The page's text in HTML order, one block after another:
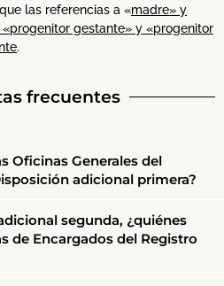
las referencias a «madre» y
gestante» y «progenitor
.
frecuentes
Oficinas Generales del
adicional primera?
segunda, ¿quiénes
de Encargados del Registro